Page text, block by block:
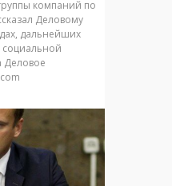
компаний по
Деловому
дальнейших
социальной
Деловое